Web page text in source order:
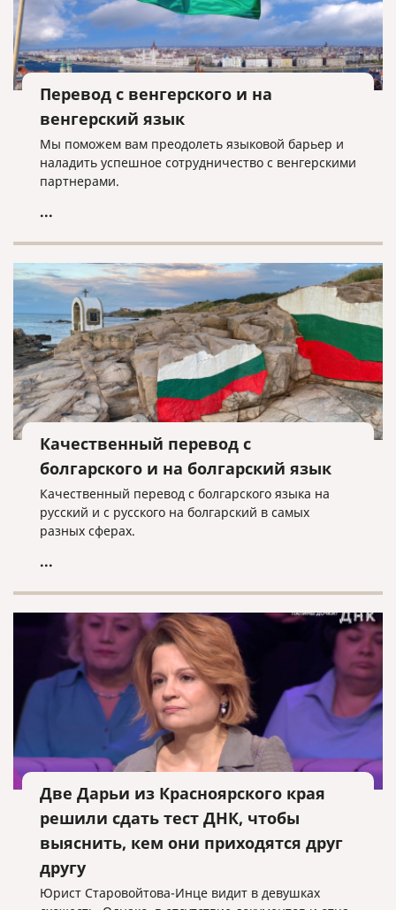
Перевод с венгерского и на
венгерский язык
Мы поможем вам преодолеть языковой барьер и
наладить успешное сотрудничество с венгерскими
партнерами.
...
Качественный перевод с
болгарского и на болгарский язык
Качественный перевод с болгарского языка на
русский и с русского на болгарский в самых
разных сферах.
...
Две Дарьи из Красноярского края
решили сдать тест ДНК, чтобы
выяснить, кем они приходятся друг
другу
Юрист Старовойтова-Инце видит в девушках